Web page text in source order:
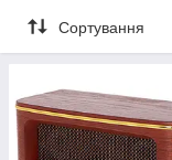
Сортування